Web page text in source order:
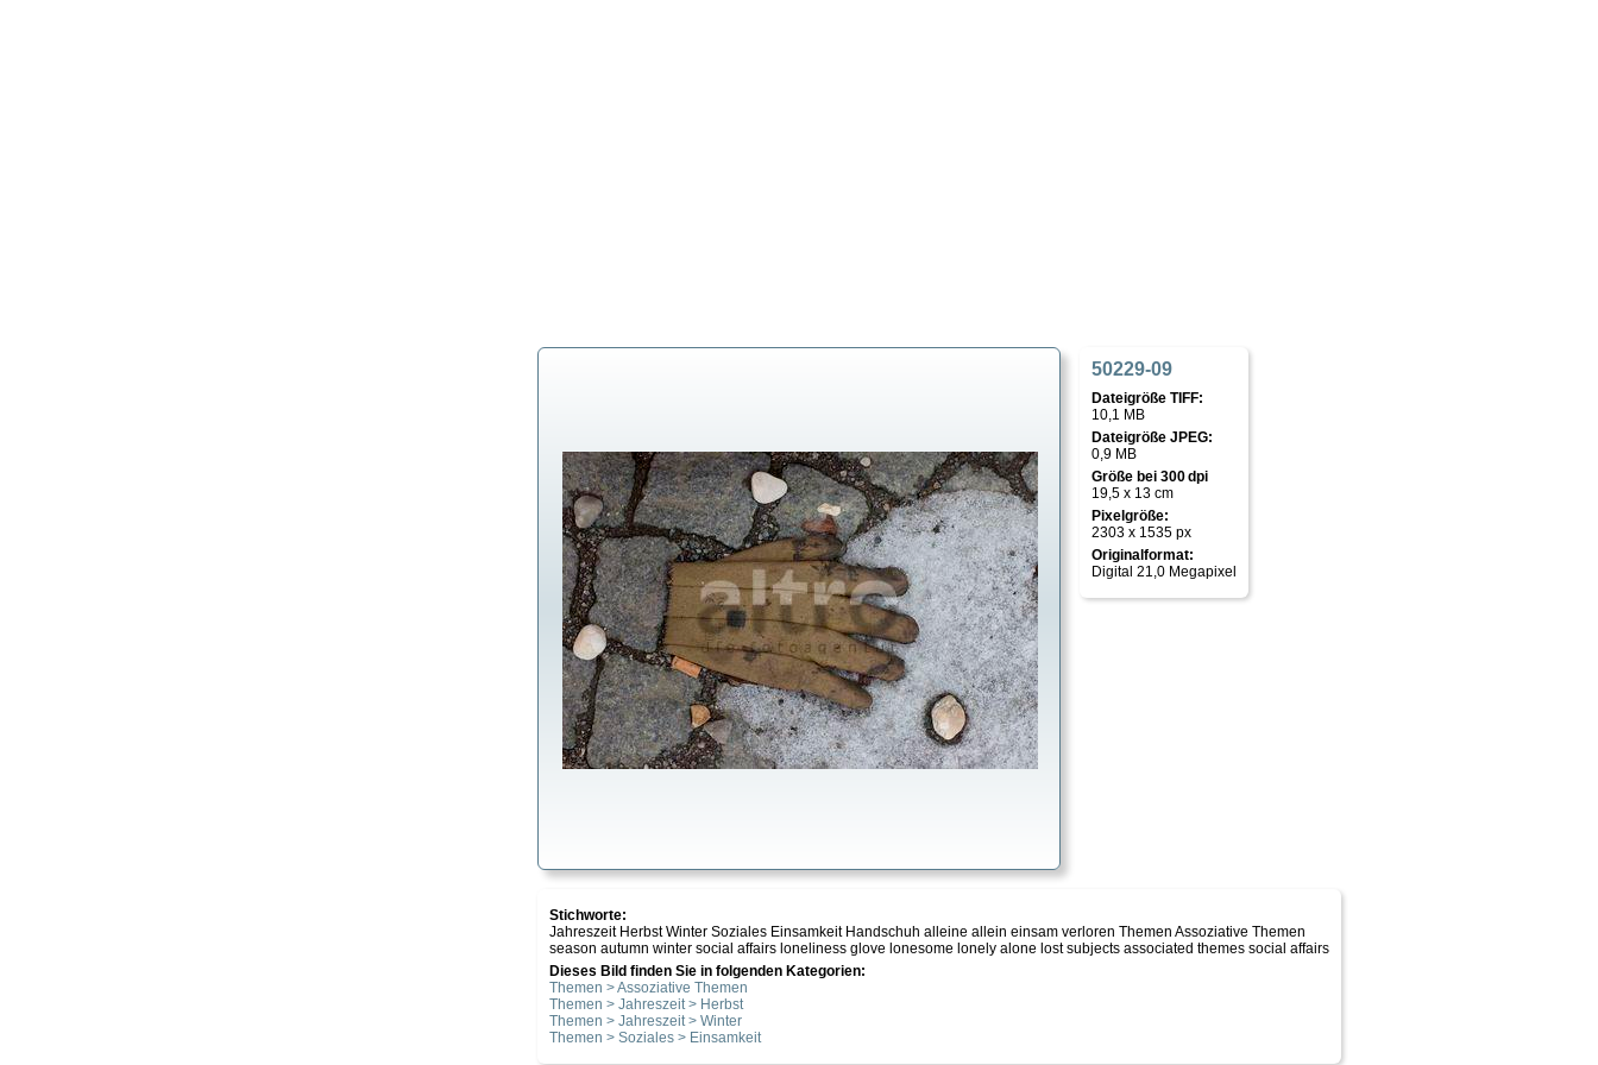
50229-09
Dateigröße TIFF:
10,1 MB
Dateigröße JPEG:
0,9 MB
Größe bei 300 dpi
19,5 x 13 cm
Pixelgröße:
2303 x 1535 px
Originalformat:
Digital 21,0 Megapixel
Stichworte:
Jahreszeit Herbst Winter Soziales Einsamkeit Handschuh alleine allein einsam verloren Themen Assoziative Themen
season autumn winter social affairs loneliness glove lonesome lonely alone lost subjects associated themes social affairs
Dieses Bild finden Sie in folgenden Kategorien:
Themen > Assoziative Themen
Themen > Jahreszeit > Herbst
Themen > Jahreszeit > Winter
Themen > Soziales > Einsamkeit